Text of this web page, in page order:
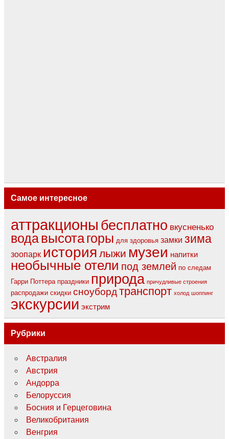
Самое интересное
аттракционы бесплатно вкусненько
водавысотагоры для здоровья замки зима
зоопарк история лыжи музеи напитки
необычные отели под землей по следам
Гарри Поттера праздники природа причудливые строения
распродажи скидки сноуборд транспорт холод шоппинг
экскурсии экстрим
Рубрики
Австралия
Австрия
Андорра
Белоруссия
Босния и Герцеговина
Великобритания
Венгрия